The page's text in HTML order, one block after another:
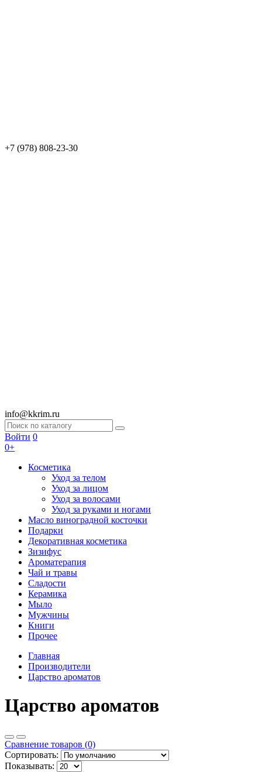
+7 (978) 808-23-30
info@kkrim.ru
Войти 0
0+
Косметика
Уход за телом
Уход за лицом
Уход за волосами
Уход за руками и ногами
Масло виноградной косточки
Подарки
Декоративная косметика
Зизифус
Ароматерапия
Чай и травы
Сладости
Керамика
Мыло
Мужчины
Книги
Прочее
Главная
Производители
Царство ароматов
Царство ароматов
Сравнение товаров (0)
Сортировать:
Показывать: